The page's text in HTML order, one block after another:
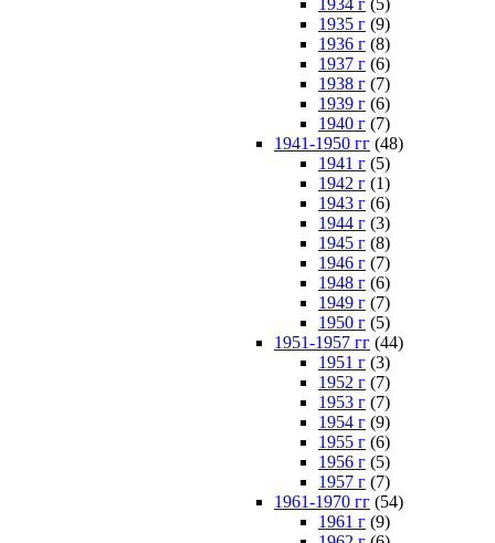
1935 г (9)
1936 г (8)
1937 г (6)
1938 г (7)
1939 г (6)
1940 г (7)
1941-1950 гг (48)
1941 г (5)
1942 г (1)
1943 г (6)
1944 г (3)
1945 г (8)
1946 г (7)
1948 г (6)
1949 г (7)
1950 г (5)
1951-1957 гг (44)
1951 г (3)
1952 г (7)
1953 г (7)
1954 г (9)
1955 г (6)
1956 г (5)
1957 г (7)
1961-1970 гг (54)
1961 г (9)